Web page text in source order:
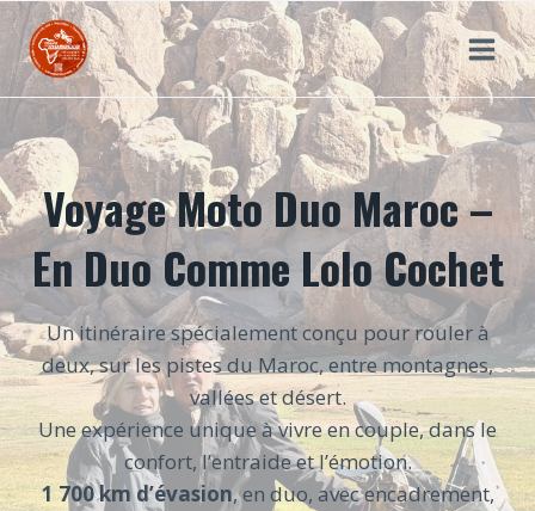
Aller
au
contenu
Voyage Moto Duo Maroc –
En Duo Comme Lolo Cochet
Un itinéraire spécialement conçu pour rouler à
deux, sur les pistes du Maroc, entre montagnes,
vallées et désert.
Une expérience unique à vivre en couple, dans le
confort, l’entraide et l’émotion.
1 700 km d’évasion, en duo, avec encadrement,